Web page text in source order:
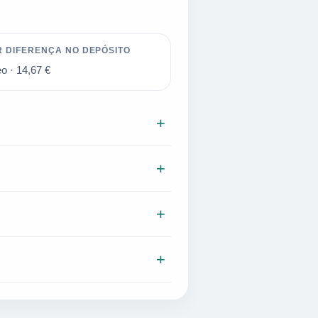
DIFERENÇA NO DEPÓSITO
· 14,67 €
. A diferença interna